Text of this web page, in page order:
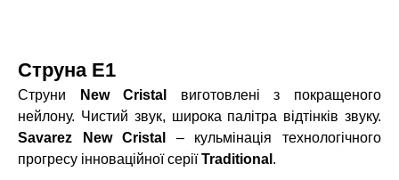
Струна E1
Струни New Cristal
виготовлені з покращеного
нейлону. Чистий звук, широка палітра відтінків звуку.
Savarez New Cristal
– кульмінація технологічного
прогресу інноваційної серіїTraditional .